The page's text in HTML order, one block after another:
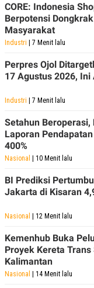
A
N
T
V
U
S
JARINGAN
K
O
T
A
N
A
C
D
E
M
R
S
S
R
E
L
A
S
E
I
L
A
N
G
G
K
I
N
E
R
CORE: Indonesia
Berpotensi
Masyarakat
Industri | 7 Menit lalu
Perpres Ojol
17 Agustus 2026, Ini
Industri | 7 Menit lalu
Setahun Beroperasi,
Laporan
400%
Nasional | 10 Menit lalu
BI Prediksi
Jakarta di Kisaran
Nasional | 12 Menit lalu
Kemenhub Buka
Proyek Kereta
Kalimantan
Nasional | 14 Menit lalu